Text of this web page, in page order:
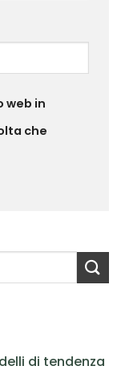
web in
che
di tendenza